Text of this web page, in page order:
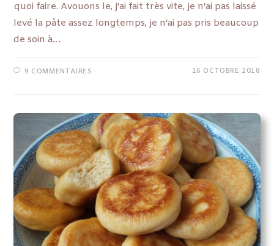
quoi faire. Avouons le, j'ai fait très vite, je n'ai pas laissé
levé la pâte assez longtemps, je n'ai pas pris beaucoup
de soin à…
9 COMMENTAIRES 16 OCTOBRE 2018